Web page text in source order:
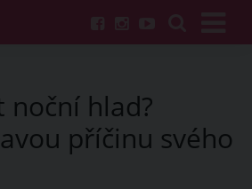
noční hlad?
příčinu svého